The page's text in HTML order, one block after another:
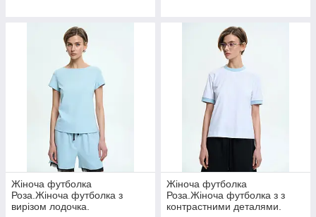
Жіноча футболка
Роза.Жіноча футболка з
вирізом лодочка.
Жіноча футболка
Роза.Жіноча футболка з з
контрастними деталями.